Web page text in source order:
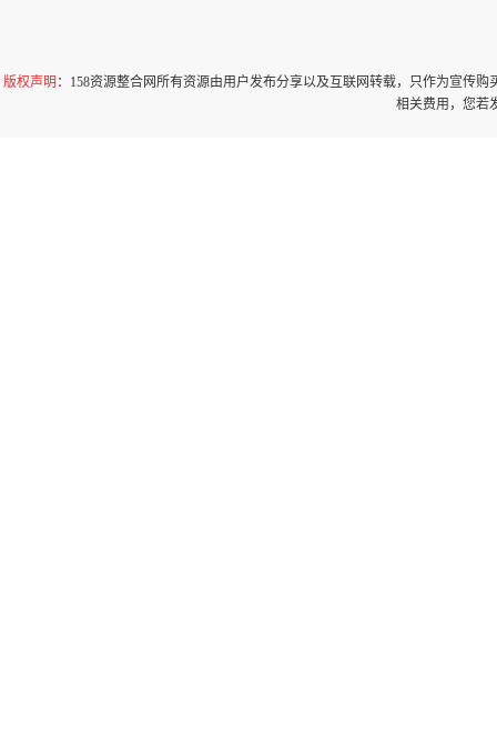
版权声明 ：158资源整合网所有资源由用户发布分享以及互联网转载，只作为宣传
相关费用，您若